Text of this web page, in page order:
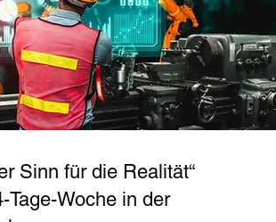
Sinn für die Realität“
Tage-Woche in der